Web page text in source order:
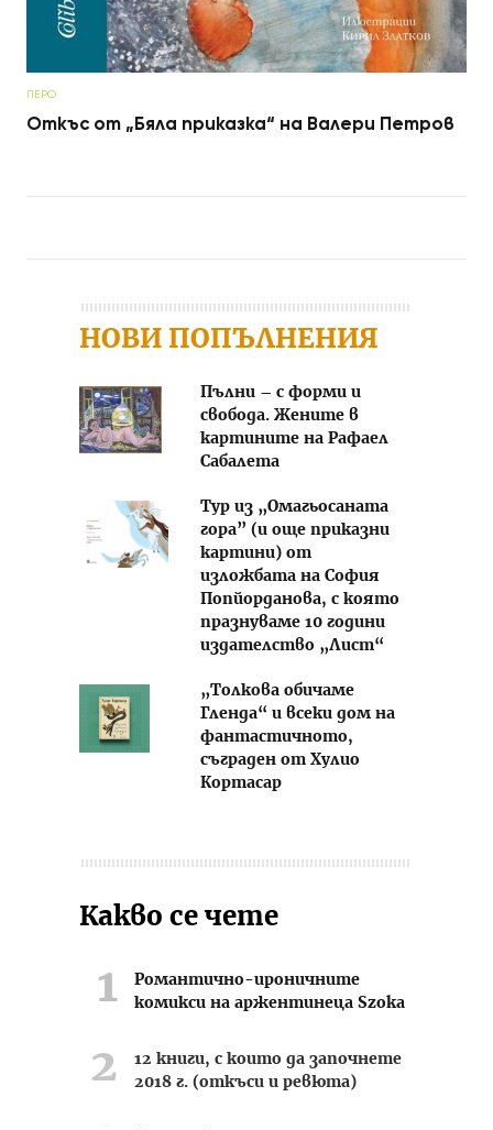
ПЕРО
Откъс от „Бяла приказка“ на Валери Петров
НОВИ ПОПЪЛНЕНИЯ
Пълни – с форми и
свобода. Жените в
картините на Рафаел
Сабалета
Тур из „Омагьосаната
гора” (и още приказни
картини) от
изложбата на София
Попйорданова, с която
празнуваме 10 години
издателство „Лист“
„Толкова обичаме
Гленда“ и всеки дом на
фантастичното,
съграден от Хулио
Кортасар
Какво се чете
Романтично-ироничните
комикси на аржентинеца Szoka
12 книги, с които да започнете
2018 г. (откъси и ревюта)